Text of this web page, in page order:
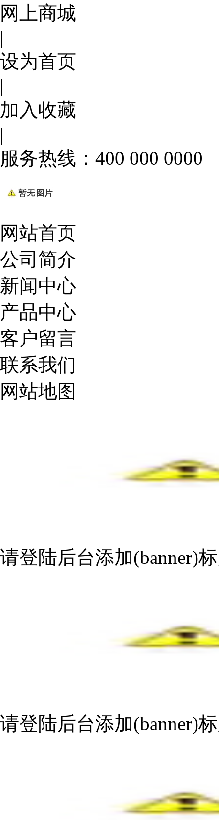
网上商城
|
设为首页
|
加入收藏
|
服务热线：400 000 0000
网站首页
公司简介
新闻中心
产品中心
客户留言
联系我们
网站地图
请登陆后台添加(banner)
请登陆后台添加(banner)